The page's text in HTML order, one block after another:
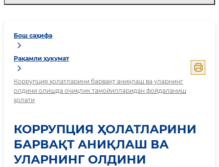
Бош саҳифа
Рақамли ҳукумат
Коррупция ҳолатларини барвақт аниқлаш ва уларнинг
олдини олишда очиқлик тамойилларидан фойдаланиш
ҳолати
КОРРУПЦИЯ ҲОЛАТЛАРИНИ
БАРВАҚТ АНИҚЛАШ ВА
УЛАРНИНГ ОЛДИНИ